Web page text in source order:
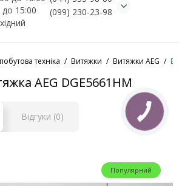
15:00
(099) 230-23-98
техніка Витяжки Витяжки AEG
AEG DGE5661HM
Відгуки (0)
Популярний